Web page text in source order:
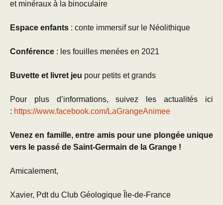
et minéraux à la binoculaire
Espace enfants : conte immersif sur le Néolithique
Conférence : les fouilles menées en 2021
Buvette et livret jeu pour petits et grands
Pour plus d’informations, suivez les actualités ici
: https://www.facebook.com/LaGrangeAnimee
Venez en famille, entre amis pour une plongée unique
vers le passé de Saint-Germain de la Grange !
Amicalement,
Xavier, Pdt du Club Géologique Île-de-France